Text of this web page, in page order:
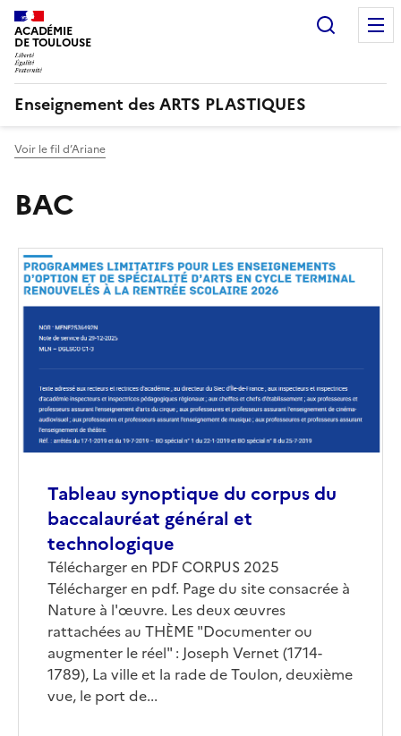
ACADÉMIE
DE TOULOUSE
Enseignement des ARTS PLASTIQUES
Voir le fil d’Ariane
BAC
Tableau synoptique du corpus du
baccalauréat général et
technologique
Corps
Télécharger en PDF CORPUS 2025
Télécharger en pdf. Page du site consacrée à
Nature à l'œuvre. Les deux œuvres
rattachées au THÈME "Documenter ou
augmenter le réel" : Joseph Vernet (1714-
1789), La ville et la rade de Toulon, deuxième
vue, le port de...
Image
de
couverture
(conseillée)